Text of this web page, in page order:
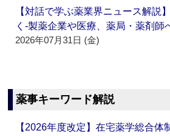
【対話で学ぶ薬業界ニュース解説
く‐製薬企業や医療、薬局・薬剤
2026年07月31日 (金)
薬事キーワード解説
【2026年度改定】在宅薬学総合体